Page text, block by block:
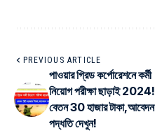
PREVIOUS ARTICLE
পাওয়ার গ্রিড কর্পোরেশনে কর্মী
নিয়োগ পরীক্ষা ছাড়াই 2024!
বেতন 30 হাজার টাকা,আবেদন
পদ্ধতি দেখুন!